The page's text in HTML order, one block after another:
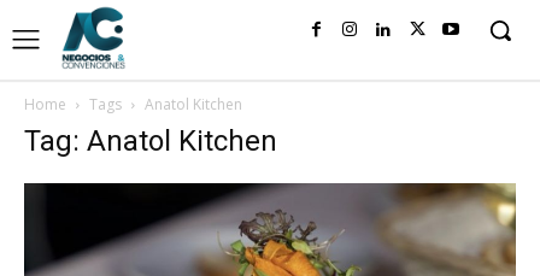
Home Tags Anatol Kitchen
Tag: Anatol Kitchen